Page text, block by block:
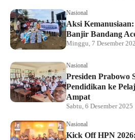
Nasional
Aksi
Banjir Bandang
Minggu, 7 Desember
Nasional
Presiden Prabowo
Pendidikan ke
Ampat
Sabtu, 6 Desember 2025
Nasional
Kick Off HPN